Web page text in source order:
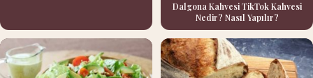
Dalgona Kahvesi TikTok Kahvesi
Nedir? Nasıl Yapılır?